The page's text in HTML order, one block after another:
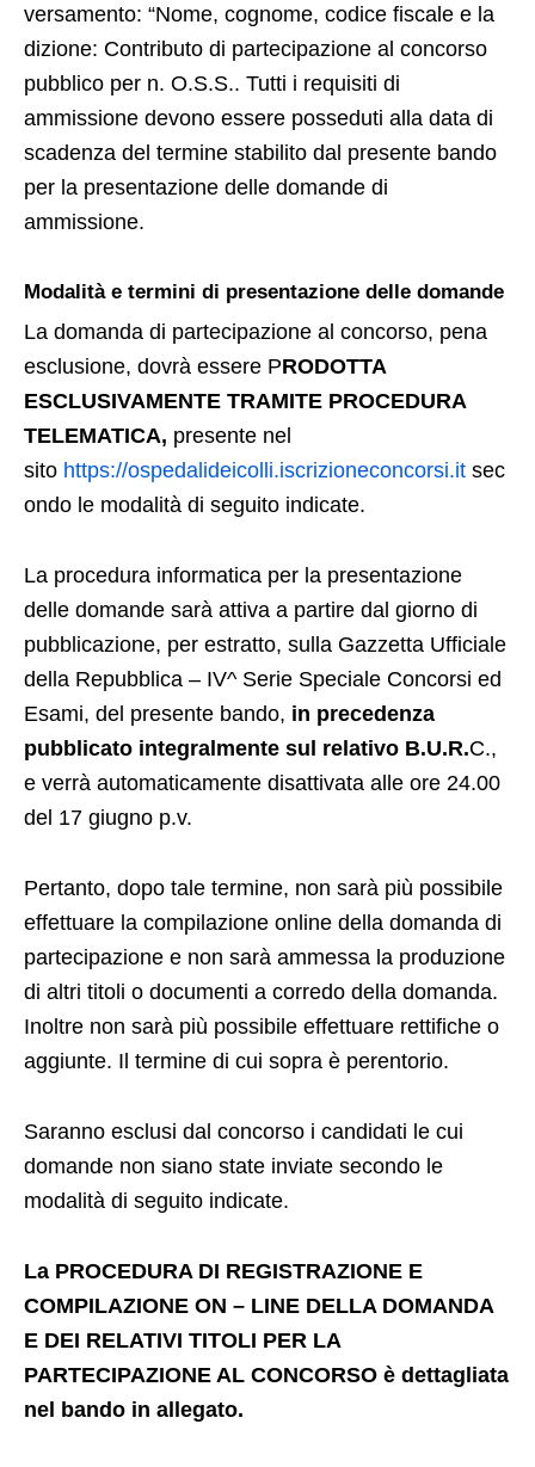
versamento: “Nome, cognome, codice fiscale e la
dizione: Contributo di partecipazione al concorso
pubblico per n. O.S.S.. Tutti i requisiti di
ammissione devono essere posseduti alla data di
scadenza del termine stabilito dal presente bando
per la presentazione delle domande di
ammissione.
Modalità e termini di presentazione delle domande
La domanda di partecipazione al concorso, pena
esclusione, dovrà essere PRODOTTA
ESCLUSIVAMENTE TRAMITE PROCEDURA
TELEMATICA, presente nel
sito https://ospedalideicolli.iscrizioneconcorsi.it sec
ondo le modalità di seguito indicate.
La procedura informatica per la presentazione
delle domande sarà attiva a partire dal giorno di
pubblicazione, per estratto, sulla Gazzetta Ufficiale
della Repubblica – IV^ Serie Speciale Concorsi ed
Esami, del presente bando, in precedenza
pubblicato integralmente sul relativo B.U.R.C.,
e verrà automaticamente disattivata alle ore 24.00
del 17 giugno p.v.
Pertanto, dopo tale termine, non sarà più possibile
effettuare la compilazione online della domanda di
partecipazione e non sarà ammessa la produzione
di altri titoli o documenti a corredo della domanda.
Inoltre non sarà più possibile effettuare rettifiche o
aggiunte. Il termine di cui sopra è perentorio.
Saranno esclusi dal concorso i candidati le cui
domande non siano state inviate secondo le
modalità di seguito indicate.
La PROCEDURA DI REGISTRAZIONE E
COMPILAZIONE ON – LINE DELLA DOMANDA
E DEI RELATIVI TITOLI PER LA
PARTECIPAZIONE AL CONCORSO è dettagliata
nel bando in allegato.